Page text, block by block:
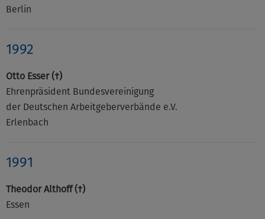
Berlin
1992
Otto Esser (†)
Ehrenpräsident Bundesvereinigung
der Deutschen Arbeitgeberverbände e.V.
Erlenbach
1991
Theodor Althoff (†)
Essen